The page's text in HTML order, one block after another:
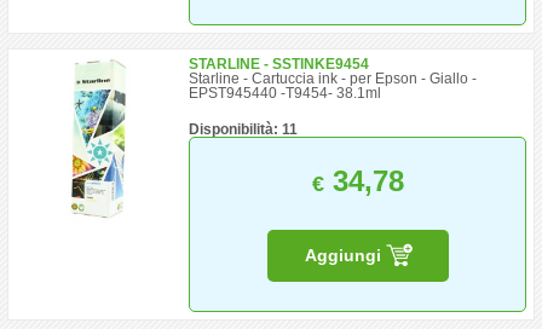
STARLINE - SSTINKE9454
Starline - Cartuccia ink - per Epson - Giallo -
EPST945440 -T9454- 38.1ml
Disponibilità: 11
€34,78
Aggiungi